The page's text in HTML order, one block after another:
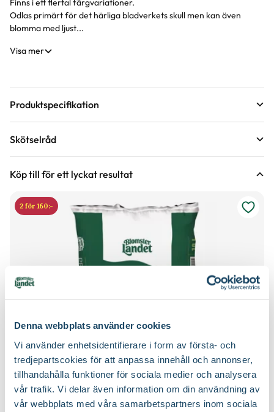
Denna webbplats använder cookies
Vi använder enhetsidentifierare i form av första- och
tredjepartscokies för att anpassa innehåll och annonser,
tillhandahålla funktioner för sociala medier och analysera
vår trafik. Vi delar även information om din användning av
vår webbplats med våra samarbetspartners inom sociala
Finns i ett flertal färgvariationer.
Odlas primärt för det härliga bladverkets skull men kan även
blomma med ljust...
Visa mer
Produktspecifikation
Krukstorlek
Hur vi mäter leveranshöjd på växter
Växtsätt Buskigt
Brokbladig, Orange, Grön, Gul, Ljusgrön, Mörkgrön,
Purpur, Röd
Utmärkande egenskaper Lättskött, Snabbväxande
Certifiering Från Sverige
Ursprung Indien, Sri Lanka, södra och sydöstra Kina - Australien,
Taiwan
Art nr 262016
Skötselråd
Läge Sol till halvskugga
Vatten Behöver regelbunden vattning Hur ska du vattna växten?
Flytande trädgårdsnäring, Krukväxtnäring för gröna
Jordprodukter
Köp till för ett lyckat resultat
2 för 160:-